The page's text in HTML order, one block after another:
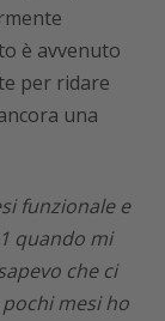
è avvenuto
per ridare
una
funzionale e
quando mi
che ci
mesi ho